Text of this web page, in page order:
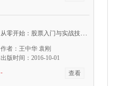
从零开始：股票入门与实战技术指南
作者：王中华 袁刚
出版时间：2016-10-01
-
查看